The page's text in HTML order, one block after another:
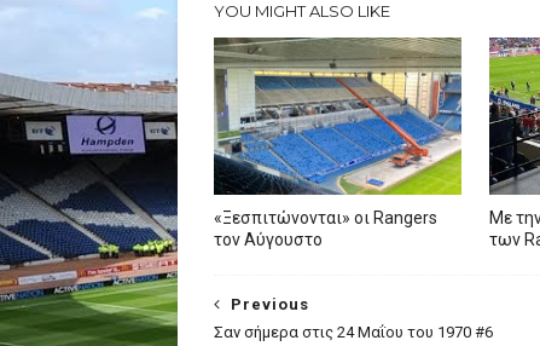
YOU MIGHT ALSO LIKE
«Ξεσπιτώνονται» οι Rangers
τον Αύγουστο
Με
των
Previous
Σαν σήμερα στις 24 Μαΐου του 1970 #6